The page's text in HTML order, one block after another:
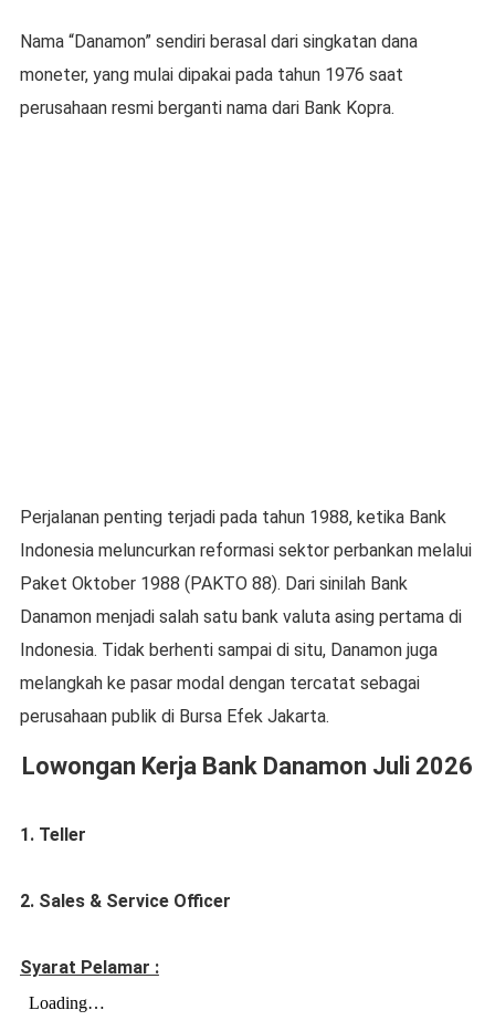
Nama “Danamon” sendiri berasal dari singkatan dana
moneter, yang mulai dipakai pada tahun 1976 saat
perusahaan resmi berganti nama dari Bank Kopra.
Perjalanan penting terjadi pada tahun 1988, ketika Bank
Indonesia meluncurkan reformasi sektor perbankan melalui
Paket Oktober 1988 (PAKTO 88). Dari sinilah Bank
Danamon menjadi salah satu bank valuta asing pertama di
Indonesia. Tidak berhenti sampai di situ, Danamon juga
melangkah ke pasar modal dengan tercatat sebagai
perusahaan publik di Bursa Efek Jakarta.
Lowongan Kerja Bank Danamon Juli 2026
1. Teller
2. Sales & Service Officer
Syarat Pelamar :